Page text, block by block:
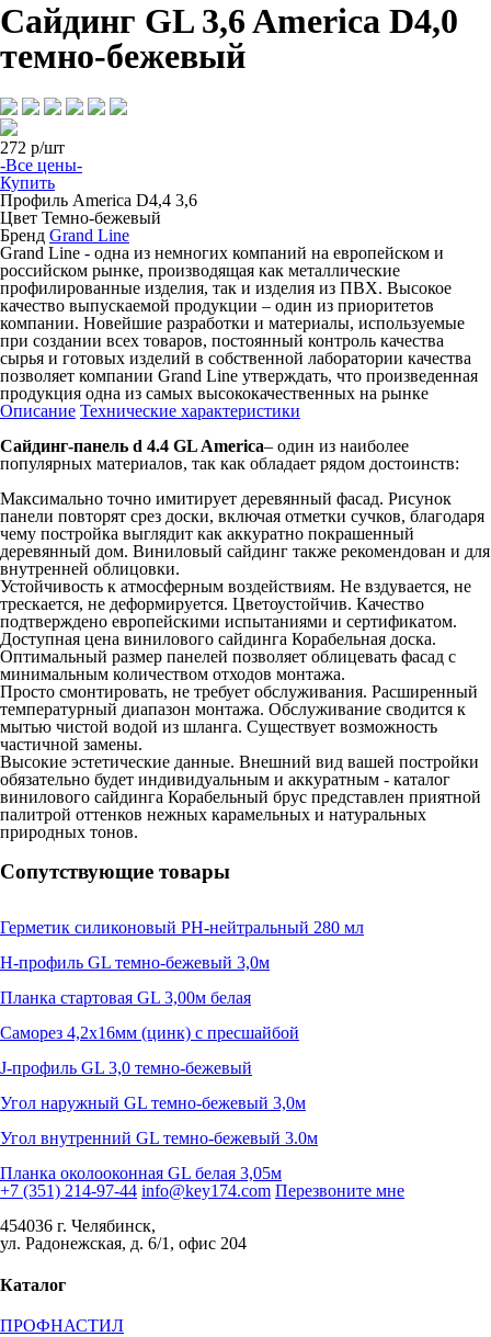
Сайдинг GL 3,6 America D4,0
темно-бежевый
272 р/шт
-Все цены-
Купить
Профиль America D4,4 3,6
Цвет Темно-бежевый
Бренд Grand Line
Grand Line - одна из немногих компаний на европейском и
российском рынке, производящая как металлические
профилированные изделия, так и изделия из ПВХ. Высокое
качество выпускаемой продукции – один из приоритетов
компании. Новейшие разработки и материалы, используемые
при создании всех товаров, постоянный контроль качества
сырья и готовых изделий в собственной лаборатории качества
позволяет компании Grand Line утверждать, что произведенная
продукция одна из самых высококачественных на рынке
Описание Технические характеристики
Сайдинг-панель d 4.4 GL America– один из наиболее
популярных материалов, так как обладает рядом достоинств:
Максимально точно имитирует деревянный фасад. Рисунок
панели повторят срез доски, включая отметки сучков, благодаря
чему постройка выглядит как аккуратно покрашенный
деревянный дом. Виниловый сайдинг также рекомендован и для
внутренней облицовки.
Устойчивость к атмосферным воздействиям. Не вздувается, не
трескается, не деформируется. Цветоустойчив. Качество
подтверждено европейскими испытаниями и сертификатом.
Доступная цена винилового сайдинга Корабельная доска.
Оптимальный размер панелей позволяет облицевать фасад с
минимальным количеством отходов монтажа.
Просто смонтировать, не требует обслуживания. Расширенный
температурный диапазон монтажа. Обслуживание сводится к
мытью чистой водой из шланга. Существует возможность
частичной замены.
Высокие эстетические данные. Внешний вид вашей постройки
обязательно будет индивидуальным и аккуратным - каталог
винилового сайдинга Корабельный брус представлен приятной
палитрой оттенков нежных карамельных и натуральных
природных тонов.
Сопутствующие товары
Герметик силиконовый PH-нейтральный 280 мл
H-профиль GL темно-бежевый 3,0м
Планка стартовая GL 3,00м белая
Саморез 4,2х16мм (цинк) с пресшайбой
J-профиль GL 3,0 темно-бежевый
Угол наружный GL темно-бежевый 3,0м
Угол внутренний GL темно-бежевый 3.0м
Планка околооконная GL белая 3,05м
+7 (351) 214-97-44 info@key174.com Перезвоните мне
454036 г. Челябинск,
ул. Радонежская, д. 6/1, офис 204
Каталог
ПРОФНАСТИЛ